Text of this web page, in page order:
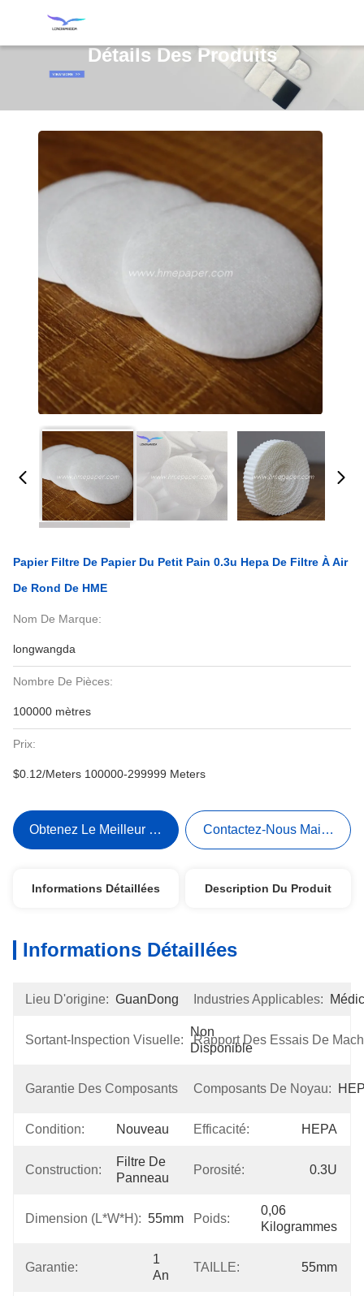
Détails Des Produits
Papier Filtre De Papier Du Petit Pain 0.3u Hepa De Filtre À Air
De Rond De HME
Nom De Marque:
longwangda
Nombre De Pièces:
100000 mètres
Prix:
$0.12/Meters 100000-299999 Meters
Obtenez Le Meilleur Prix Contactez-Nous Maintenant
Informations Détaillées Description Du Produit
Informations Détaillées
Lieu D'origine: GuanDong Industries Applicables:
Sortant-Inspection Visuelle:
Non
Disponible
Rapport Des Essais De
Garantie Des Composants De Noyau:
AN
Composants De Noyau:
Condition: Nouveau Efficacité: HEPA
Construction:
Filtre De
Panneau
Porosité: 0.3U
Dimension (L*W*H): 55mm Poids:
0,06
Kilogrammes
Garantie:
1
An
TAILLE: 55mm